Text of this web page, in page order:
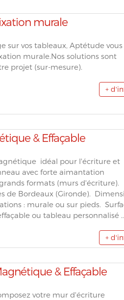
murale
sur vos tableaux, Aptétude vous
murale.Nos solutions sont
projet (sur-mesure).
+
& Effaçable
idéal pour l'écriture et
avec forte aimantation
formats (murs d'écriture).
de Bordeaux (Gironde).
: murale ou sur pieds.
ou tableau personnalisé
+
& Effaçable
votre mur d'écriture